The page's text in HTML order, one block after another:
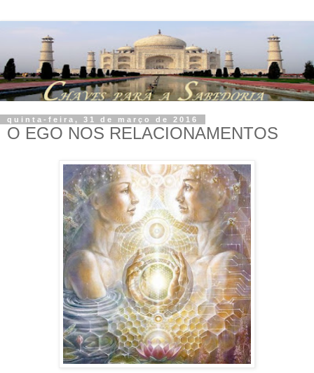
quinta-feira, 31 de março de 2016
O EGO NOS RELACIONAMENTOS